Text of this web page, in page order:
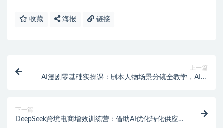
收藏 海报 链接
上一篇
AI漫剧零基础实操课：剧本人物场景分镜全教学，AI生
下一篇
DeepSeek跨境电商增效训练营：借助AI优化转化供应